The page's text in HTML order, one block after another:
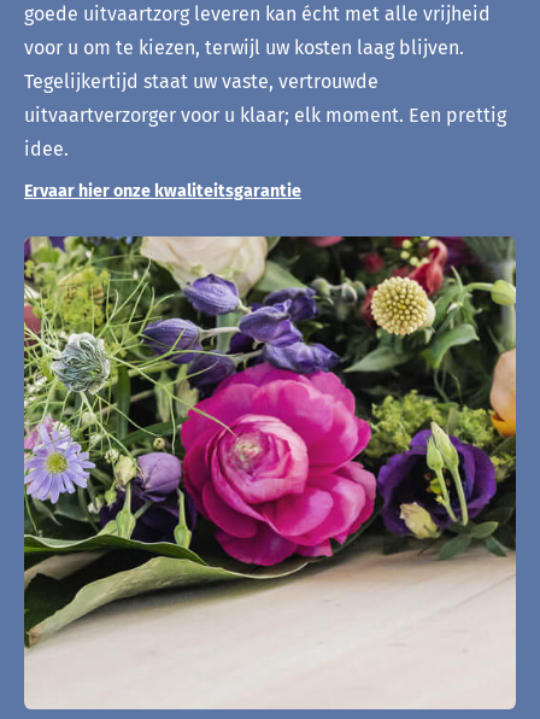
goede uitvaartzorg leveren kan écht met alle vrijheid
voor u om te kiezen, terwijl uw kosten laag blijven.
Tegelijkertijd staat uw vaste, vertrouwde
uitvaartverzorger voor u klaar; elk moment. Een prettig
idee.
Ervaar hier onze kwaliteitsgarantie